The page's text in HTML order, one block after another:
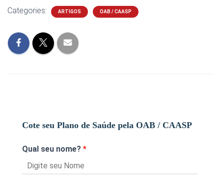
Categories: ARTIGOS OAB / CAASP
Cote seu Plano de Saúde pela OAB / CAASP
Qual seu nome? *